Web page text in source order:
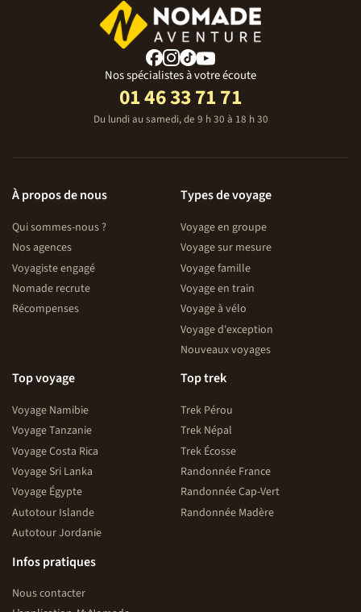
Nos spécialistes à votre écoute
01 46 33 71 71
Du lundi au samedi, de 9 h 30 à 18 h 30
À propos de nous
Qui sommes-nous ?
Nos agences
Voyagiste engagé
Nomade recrute
Récompenses
Types de voyage
Voyage en groupe
Voyage sur mesure
Voyage famille
Voyage en train
Voyage à vélo
Voyage d'exception
Nouveaux voyages
Top voyage
Voyage Namibie
Voyage Tanzanie
Voyage Costa Rica
Voyage Sri Lanka
Voyage Égypte
Autotour Islande
Autotour Jordanie
Top trek
Trek Pérou
Trek Népal
Trek Écosse
Randonnée France
Randonnée Cap-Vert
Randonnée Madère
Infos pratiques
Nous contacter